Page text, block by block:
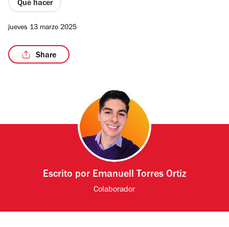
Qué hacer
jueves 13 marzo 2025
Share
Escrito por Emanuell Torres Ortiz
Colaborador